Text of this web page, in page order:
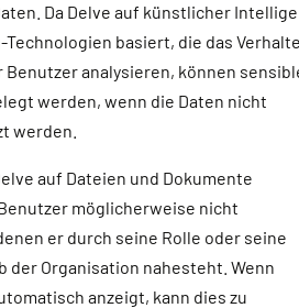
Da Delve auf künstlicher
basiert, die das
analysieren, können
werden, wenn die Daten nicht
werden.
auf Dateien und Dokumente
möglicherweise nicht
er durch seine Rolle oder seine
der Organisation nahesteht. Wenn
anzeigt, kann dies zu